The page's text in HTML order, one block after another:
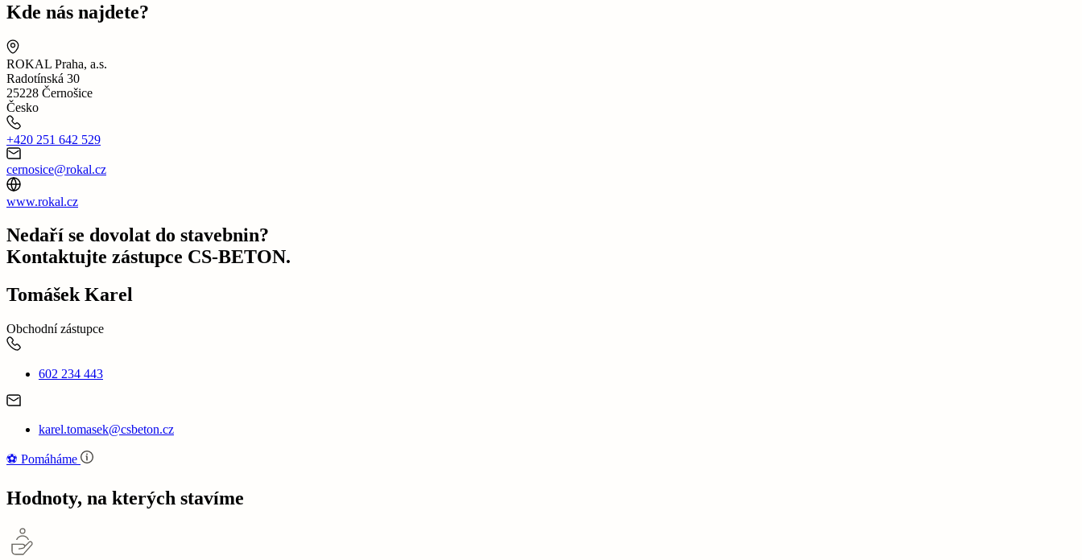
Kde nás najdete?
ROKAL Praha, a.s.
Radotínská 30
25228 Černošice
Česko
+420 251 642 529
cernosice@rokal.cz
www.rokal.cz
Nedaří se dovolat do stavebnin?
Kontaktujte zástupce CS-BETON.
Tomášek Karel
Obchodní zástupce
602 234 443
karel.tomasek@csbeton.cz
⚽‍️️ Pomáháme
Hodnoty, na kterých stavíme